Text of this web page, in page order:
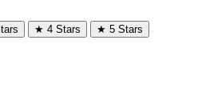
★ 4 Stars ★ 5 Stars